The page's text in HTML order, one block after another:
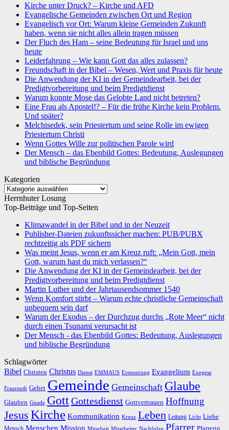
Kirche unter Druck? – Kirche und AFD
Evangelische Gemeinden zwischen Ort und Region
Evangelisch vor Ort: Warum kleine Gemeinden Zukunft
haben, wenn sie nicht alles allein tragen müssen
Der Fluch des Ham – seine Bedeutung für Israel und uns
heute
Leiderfahrung – Wie kann Gott das alles zulassen?
Freundschaft in der Bibel – Wesen, Wert und Praxis für heute
Die Anwendung der KI in der Gemeindearbeit, bei der
Predigtvorbereitung und beim Predigtdienst
Warum konnte Mose das Gelobte Land nicht betreten?
Eine Frau als Apostel!? – Für die frühe Kirche kein Problem.
Und später?
Melchisedek, sein Priestertum und seine Rolle im ewigen
Priestertum Christi
Wenn Gottes Wille zur politischen Parole wird
Der Mensch – das Ebenbild Gottes: Bedeutung, Auslegungen
und biblische Begründung
Kategorien
Kategorien
Herrnhuter Losung
Top-Beiträge und Top-Seiten
Klimawandel in der Bibel und in der Neuzeit
Publisher-Dateien zukunftssicher machen: PUB/PUBX
rechtzeitig als PDF sichern
Was meint Jesus, wenn er am Kreuz ruft: „Mein Gott, mein
Gott, warum hast du mich verlassen?“
Die Anwendung der KI in der Gemeindearbeit, bei der
Predigtvorbereitung und beim Predigtdienst
Martin Luther und der Jahrtausendsommer 1540
Wenn Komfort stirbt – Warum echte christliche Gemeinschaft
unbequem sein darf
Warum der Exodus – der Durchzug durchs „Rote Meer“ nicht
durch einen Tsunami verursacht ist
Der Mensch - das Ebenbild Gottes: Bedeutung, Auslegungen
und biblische Begründung
Schlagwörter
Bibel Christen Christus Dienst EMMAUS Erneuerung Evangelium Exegese
Fraureuth Gebet Gemeinde Gemeinschaft Glaube
Glauben Gnade GottGottesdienst Gottvertrauen Hoffnung
Jesus Kirche Kommunikation Kreuz Leben Leitung Licht Liebe
Mensch Menschen Mission Mitarbeit Mitarbeiter Nachfolge Pfarrer Pfarrerin